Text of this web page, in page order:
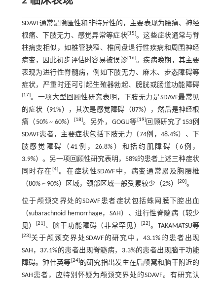
SDAVF通常是隐匿性和非特异性的，主要表现为腰痛、神经
根痛、下肢无力、感觉异常等症状[ 15 。这些症状通常与脊
柱病变相似，如椎管狭窄、椎间盘退行性疾病和周围神经
病变，因此初步评估时容易被误诊[ 16] 。疾病晚期，其主要
表现为进行性脊髓病，例如下肢无力、麻木、步态障碍等
症状，严重时还可引起生殖器勃起、膀胱或肠道功能障碍
17 。一项大型回顾性研究表明，下肢无力是SDAVF最常见
的症状（91%），其次是感觉障碍（87%），然后是神经根
痛（50% ~ 60%）
18 。另外，GOGU等 19] 回顾研究了153例
SDAVF患者，主要症状包括下肢无力（74例，48.4%）、下
肢感觉障碍（41例，26.8%）和括约肌障碍（6例，
3.9%）。另一项回顾性研究表明，58%的患者上述三种症状
同时存在 4] 。在症状性SDAVF中，病变通常累及胸腰椎
（80% ~ 90%）区域，颈部区域一般受累较少（2%）
20] 。
位于颅颈交界处的SDAVF患者症状包括蛛网膜下腔出血
（subarachnoid hemorrhage，SAH）、进行性脊髓病（较少
见） [21 、脑干功能障碍（非常罕见） 22 。TAKAMATSU等
23 关于颅颈交界处SDAVF的研究中，43.1%的患者出现
SAH，37.1%的患者出现脊髓病，3.3%的患者出现脑干功能
障碍。钟伟英等 24] 的研究指出发生在后颅窝和脑干附近的
SAH患者，应特别怀疑为颅颈交界处的SDAVF。有研究认